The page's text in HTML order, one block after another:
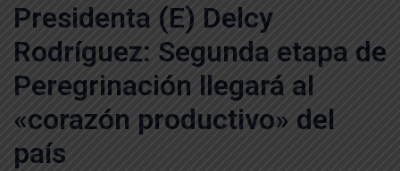
Presidenta (E) Delcy
Rodríguez: Segunda etapa de
Peregrinación llegará al
«corazón productivo» del
país